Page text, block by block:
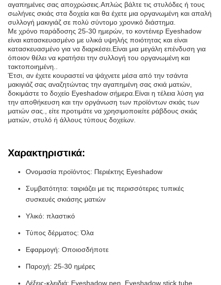
αγαπημένες σας αποχρώσεις.Απλώς βάλτε τις στυλόδες ή τους
σωλήνες σκιάς στα δοχεία και θα έχετε μια οργανωμένη και απαλή
συλλογή μακιγιάζ σε πολύ σύντομο χρονικό διάστημα.
Με χρόνο παράδοσης 25-30 ημερών, το κοντέινερ Eyeshadow
είναι κατασκευασμένο με υλικά υψηλής ποιότητας και είναι
κατασκευασμένο για να διαρκέσει.Είναι μια μεγάλη επένδυση για
όποιον θέλει να κρατήσει την συλλογή του οργανωμένη και
τακτοποιημένη..
Έτσι, αν έχετε κουραστεί να ψάχνετε μέσα από την τσάντα
μακιγιάζ σας αναζητώντας την αγαπημένη σας σκιά ματιών,
δοκιμάστε το δοχείο Eyeshadow σήμερα.Είναι η τέλεια λύση για
την αποθήκευση και την οργάνωση των προϊόντων σκιάς των
ματιών σας., είτε προτιμάτε να χρησιμοποιείτε ράβδους σκιάς
ματιών, στυλό ή άλλους τύπους δοχείων.
Χαρακτηριστικά:
Ονομασία προϊόντος: Περιέκτης Eyeshadow
Συμβατότητα: ταιριάζει με τις περισσότερες τυπικές
συσκευές σκιάσης ματιών
Υλικό: πλαστικό
Τύπος δέρματος: Όλα
Εφαρμογή: Οποιοσδήποτε
Παροχή: 25-30 ημέρες
Λέξεις-κλειδιά: Eyeshadow pen, Eyeshadow stick tube,